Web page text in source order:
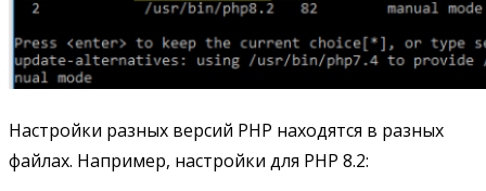
Настройки разных версий PHP находятся в разных
файлах. Например, настройки для PHP 8.2: